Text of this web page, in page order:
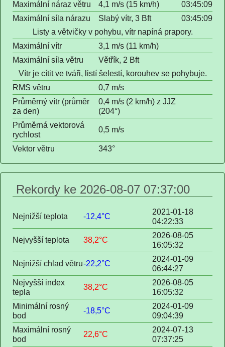
Maximální náraz větru
4,1 m/s (15 km/h)
03:45:09
Maximální síla nárazu
Slabý vítr, 3 Bft
03:45:09
Listy a větvičky v pohybu, vítr napíná prapory.
Maximální vítr
3,1 m/s (11 km/h)
Maximální síla větru
Větřík, 2 Bft
Vítr je cítit ve tváři, listí šelestí, korouhev se pohybuje.
RMS větru
0,7 m/s
Průměrný vítr (průměr
za den)
0,4 m/s (2 km/h) z JJZ
(204°)
Průměrná vektorová
rychlost
0,5 m/s
Vektor větru 343°
Rekordy ke 2026-08-07 07:37:00
Nejnižší teplota -12,4°C
2021-01-18
04:22:33
Nejvyšší teplota 38,2°C
2026-08-05
16:05:32
Nejnižší chlad větru-22,2°C
2024-01-09
06:44:27
Nejvyšší index
tepla
38,2°C
2026-08-05
16:05:32
Minimální rosný
bod
-18,5°C
2024-01-09
09:04:39
Maximální rosný
bod
22,6°C
2024-07-13
07:37:25